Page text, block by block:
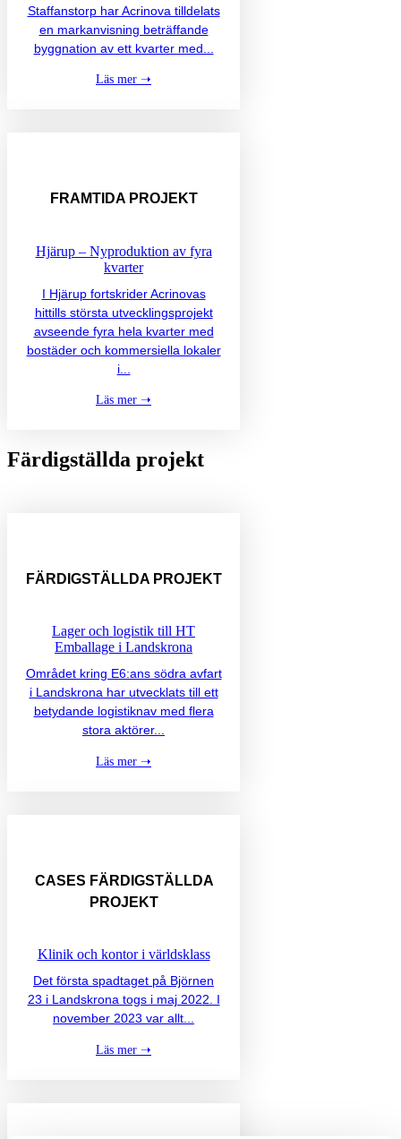
Staffanstorp har Acrinova tilldelats
en markanvisning beträffande
byggnation av ett kvarter med...
Läs mer ➝
FRAMTIDA PROJEKT
Hjärup – Nyproduktion av fyra
kvarter
I Hjärup fortskrider Acrinovas
hittills största utvecklingsprojekt
avseende fyra hela kvarter med
bostäder och kommersiella lokaler
i...
Läs mer ➝
Färdigställda projekt
FÄRDIGSTÄLLDA PROJEKT
Lager och logistik till HT
Emballage i Landskrona
Området kring E6:ans södra avfart
i Landskrona har utvecklats till ett
betydande logistiknav med flera
stora aktörer...
Läs mer ➝
CASES FÄRDIGSTÄLLDA
PROJEKT
Klinik och kontor i världsklass
Det första spadtaget på Björnen
23 i Landskrona togs i maj 2022. I
november 2023 var allt...
Läs mer ➝